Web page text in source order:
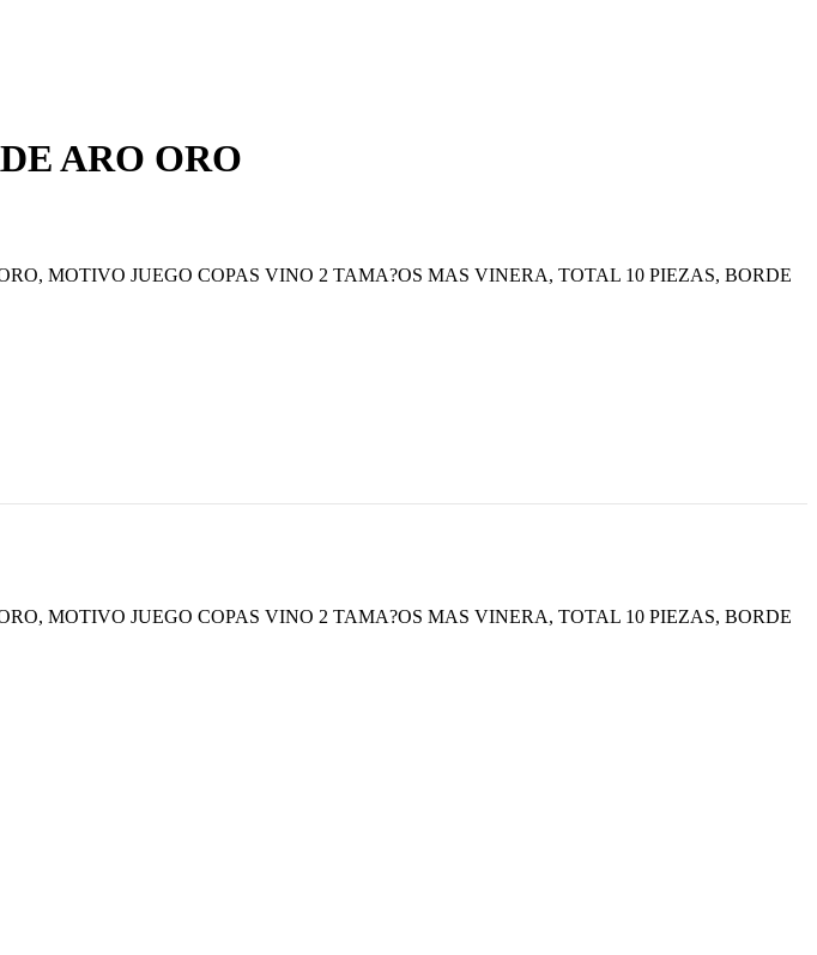
ARO ORO
MOTIVO JUEGO COPAS VINO 2 TAMA?OS MAS VINERA, TOTAL 10 PIEZAS, BORDE
MOTIVO JUEGO COPAS VINO 2 TAMA?OS MAS VINERA, TOTAL 10 PIEZAS, BORDE